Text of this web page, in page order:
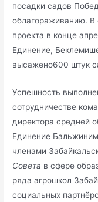
посадки садов
облагораживанию. В
проекта в конце
Единение,
высажено600 штук
Успешность
сотрудничестве
директора средней
Единение
членами
Совета в сфере
ряда агрошкол
социальных